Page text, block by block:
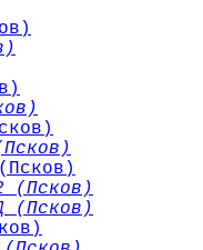
(Псков)
(Псков)